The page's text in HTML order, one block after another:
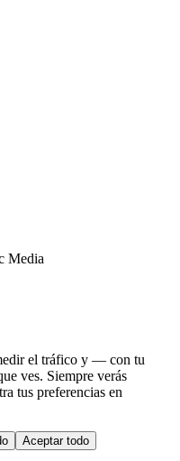
Media
el tráfico y — con tu
ves. Siempre verás
tus preferencias en
Aceptar todo